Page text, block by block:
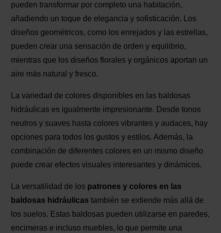
pueden transformar por completo una habitación,
añadiendo un toque de elegancia y sofisticación. Los
diseños geométricos, como los enrejados y las estrellas,
pueden crear una sensación de orden y equilibrio,
mientras que los diseños florales y orgánicos aportan un
aire más natural y fresco.
La variedad de colores disponibles en las baldosas
hidráulicas es igualmente impresionante. Desde tonos
neutros y suaves hasta colores vibrantes y audaces, hay
opciones para todos los gustos y estilos. Además, la
combinación de diferentes colores en un mismo diseño
puede crear efectos visuales interesantes y dinámicos.
La versatilidad de los patrones y colores en las
baldosas hidráulicas también se extiende más allá de
los suelos. Estas baldosas pueden utilizarse en paredes,
encimeras e incluso muebles, lo que permite una